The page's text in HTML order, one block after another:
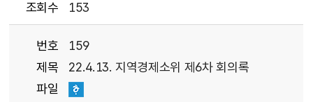
조회수
153
번호
159
제목
22.4.13. 지역경제소위 제6차 회의록
파일